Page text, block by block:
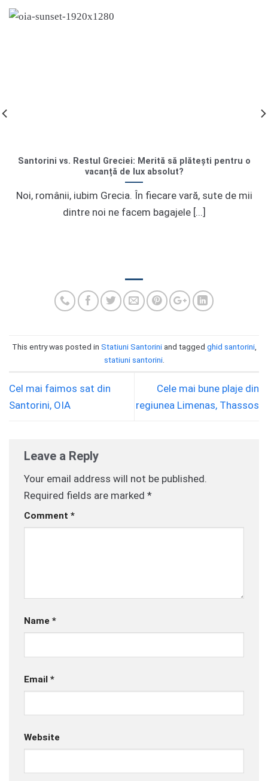
Santorini vs. Restul Greciei: Merită să plătești pentru o
vacanță de lux absolut?
Noi, românii, iubim Grecia. În fiecare vară, sute de mii
dintre noi ne facem bagajele [...]
This entry was posted in Statiuni Santoriniand tagged ghid santorini,
statiuni santorini.
Cel mai faimos sat din
Santorini, OIA
Cele mai bune plaje din
regiunea Limenas, Thassos
Leave a Reply
Your email address will not be published.
Required fields are marked *
Comment *
Name *
Email *
Website